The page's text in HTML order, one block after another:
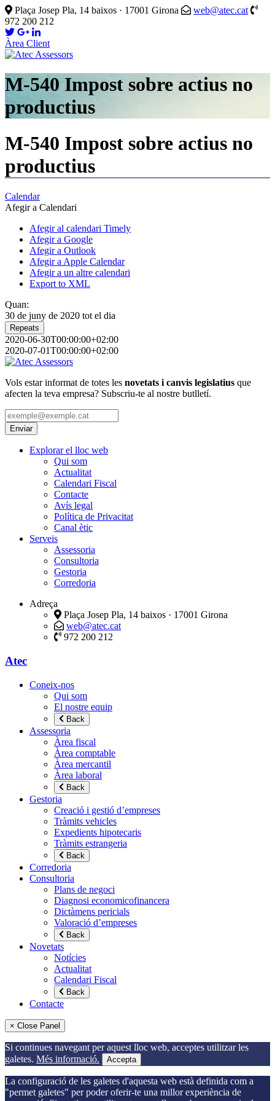
Plaça Josep Pla, 14 baixos · 17001 Girona
web@atec.cat
972 200 212
Àrea Client
M-540 Impost sobre actius no
productius
M-540 Impost sobre actius no
productius
Calendar
Afegir a Calendari
Afegir al calendari Timely
Afegir a Google
Afegir a Outlook
Afegir a Apple Calendar
Afegir a un altre calendari
Export to XML
Quan:
30 de juny de 2020 tot el dia
Repeats
2020-06-30T00:00:00+02:00
2020-07-01T00:00:00+02:00
Vols estar informat de totes les novetats i canvis legislatius que
afecten la teva empresa? Subscriu-te al nostre butlletí.
Explorar el lloc web
Qui som
Actualitat
Calendari Fiscal
Contacte
Avís legal
Política de Privacitat
Canal ètic
Serveis
Assessoria
Consultoria
Gestoria
Corredoria
Adreça
Plaça Josep Pla, 14 baixos · 17001 Girona
web@atec.cat
972 200 212
Atec
Coneix-nos
Qui som
El nostre equip
Back
Assessoria
Àrea fiscal
Àrea comptable
Àrea mercantil
Àrea laboral
Back
Gestoria
Creació i gestió d’empreses
Tràmits vehicles
Expedients hipotecaris
Tràmits estrangeria
Back
Corredoria
Consultoria
Plans de negoci
Diagnosi economicofinancera
Dictàmens pericials
Valoració d’empreses
Back
Novetats
Notícies
Actualitat
Calendari Fiscal
Back
Contacte
× Close Panel
Si continues navegant per aquest lloc web, acceptes utilitzar les
galetes. Més informació. Accepta
La configuració de les galetes d'aquesta web està definida com a
"permet galetes" per poder oferir-te una millor experiència de